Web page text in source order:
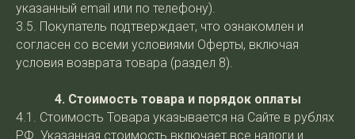
указанный email или по телефону).
3.5. Покупатель подтверждает, что ознакомлен и
согласен со всеми условиями Оферты, включая
условия возврата товара (раздел 8).
4. Стоимость товара и порядок оплаты
4.1. Стоимость Товара указывается на Сайте в рублях
РФ. Указанная стоимость включает все налоги и